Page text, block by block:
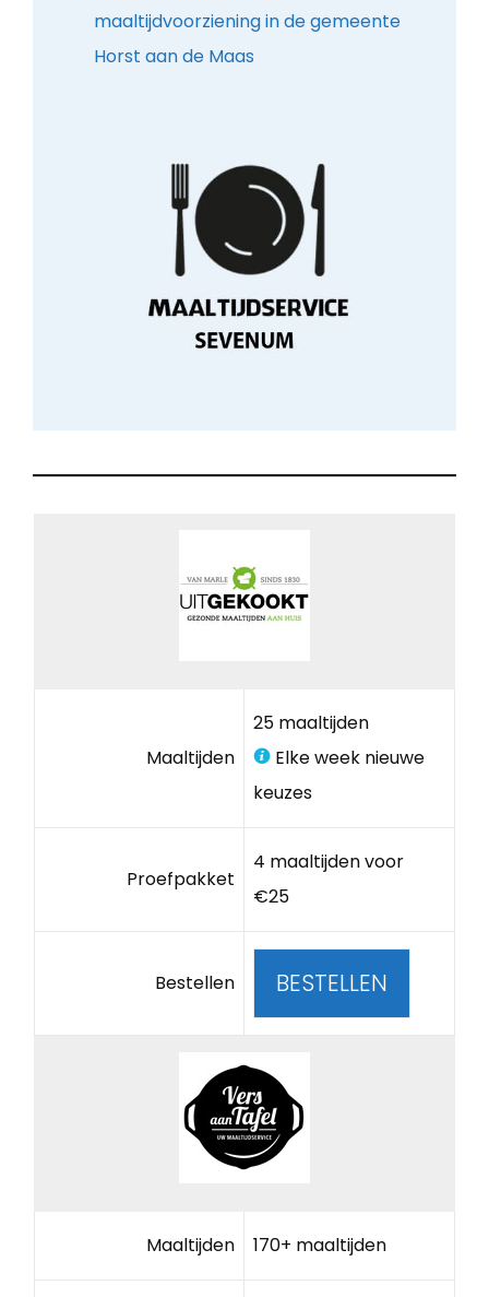
maaltijdvoorziening in de gemeente
Horst aan de Maas
Maaltijden
25 maaltijden
Elke week nieuwe
keuzes
Proefpakket
4 maaltijden voor
€25
Bestellen BESTELLEN
Maaltijden 170+ maaltijden